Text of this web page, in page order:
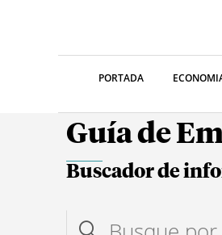
PORTADA
Guía de
Buscador de